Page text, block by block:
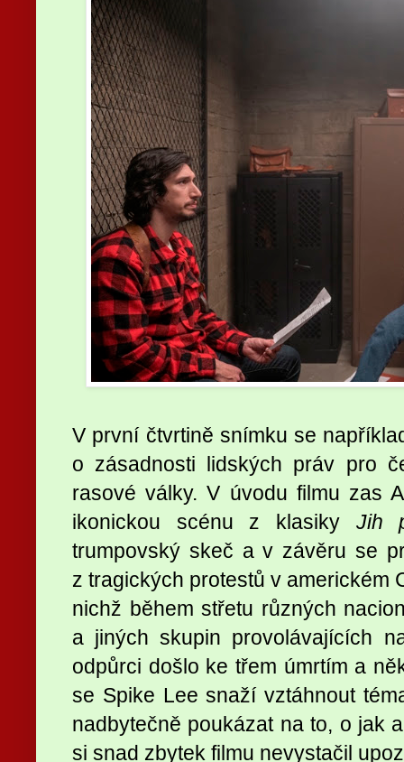
V první čtvrtině snímku se
o zásadnosti lidských práv pro
rasové války. V úvodu filmu zas
ikonickou scénu z klasiky Jih
trumpovský skeč a v závěru se
z tragických protestů v americkém
nichž během střetu různých
a jiných skupin provolávajících
odpůrci došlo ke třem úmrtím a
se Spike Lee snaží vztáhnout
nadbytečně poukázat na to, o jak
si snad zbytek filmu nevystačil